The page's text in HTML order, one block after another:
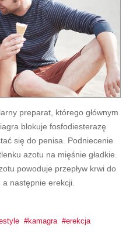
preparat, którego głównym
blokuje fosfodiesterazę
się do penisa. Podniecenie
azotu na mięśnie gładkie.
powoduje przepływ krwi do
następnie erekcji.
kamagra
erekcja